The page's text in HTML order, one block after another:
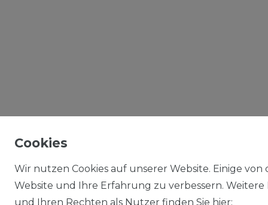
Cookies
Wir nutzen Cookies auf unserer Website. Einige
Website und Ihre Erfahrung zu verbessern.
und Ihren Rechten als Nutzer finden Sie hier: